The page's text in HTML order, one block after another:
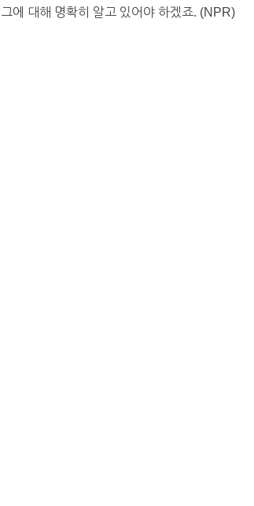
에 대해 명확히 알고 있어야 하겠죠. (NPR)